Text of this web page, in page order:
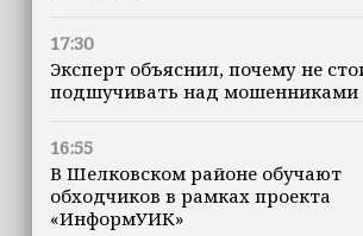
17:30
Эксперт объяснил, почему не
подшучивать над мошенниками
16:55
В Шелковском районе обучают
обходчиков в рамках проекта
«ИнформУИК»